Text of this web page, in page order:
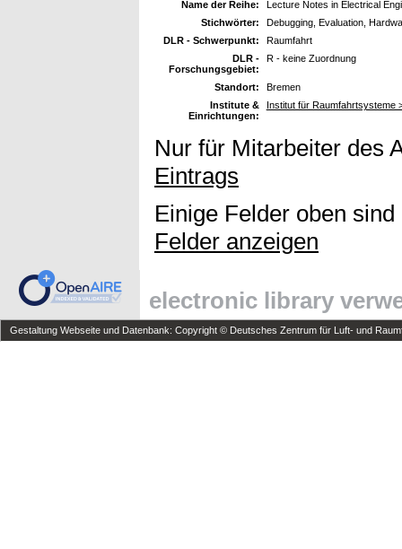
Name der Reihe:
Lecture Notes in Electrical
Stichwörter:
Debugging, Evaluation,
DLR - Schwerpunkt:
Raumfahrt
DLR -
Forschungsgebiet:
R - keine Zuordnung
Standort:
Bremen
Institute &
Einrichtungen:
Institut für Raumfahrtsysteme
Nur für Mitarbeiter des
Eintrags
Einige Felder oben
Felder anzeigen
electronic library
Gestaltung Webseite und Datenbank: Copyright © Deutsches Zentrum für Luft- und